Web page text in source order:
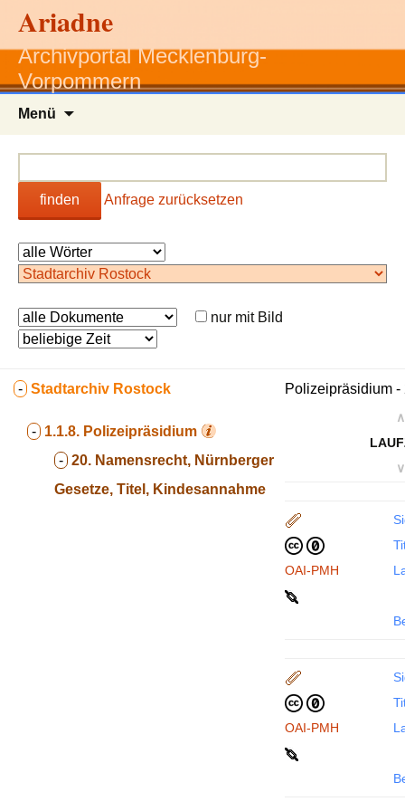
Ariadne
Archivportal Mecklenburg-
Vorpommern
Menü
finden Anfrage zurücksetzen
nur mit Bild
- Stadtarchiv Rostock
- 1.1.8. Polizeipräsidium
- 20. Namensrecht, Nürnberger
Gesetze, Titel, Kindesannahme
Polizeipräsidium -
∧
∨
OAI-PMH
OAI-PMH